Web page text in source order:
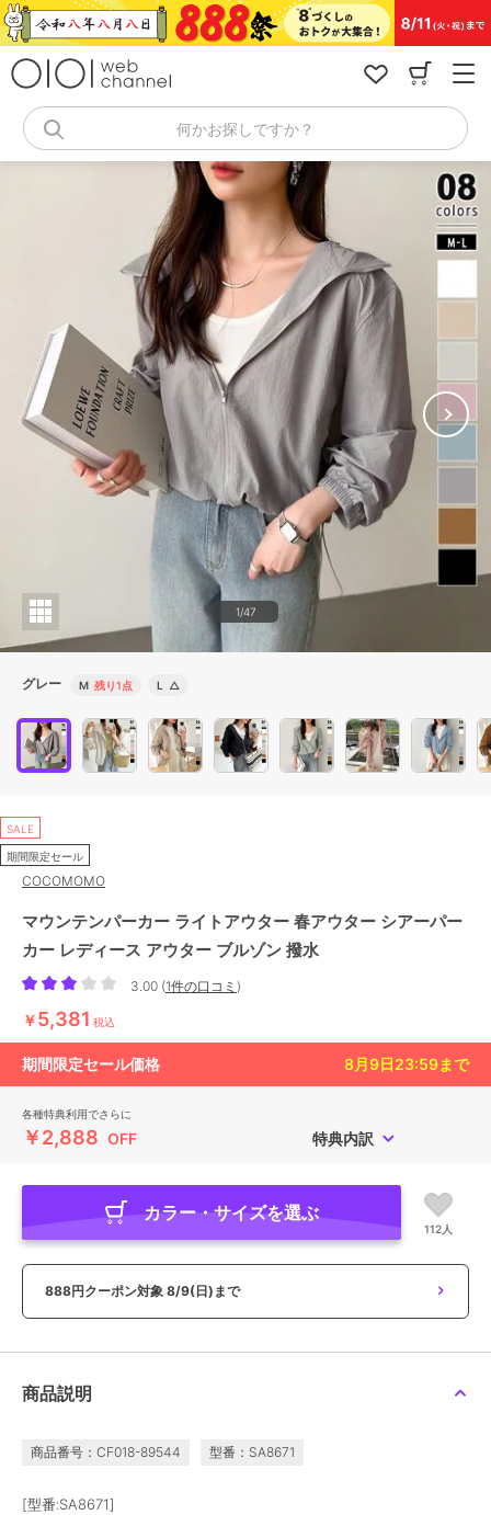
コ
ン
キ
何かお探しですか？
1/47
グレー M 残り1点 L △
SALE
期間限定セール
COCOMOMO
マウンテンパーカー ライトアウター 春アウター シアーパー
カー レディース アウター ブルゾン 撥水
3.00 (1件の口コミ )
￥5,381 税込
期間限定セール価格 8月9日23:59まで
各種特典利用でさらに
￥2,888 OFF 特典内訳
カラー・サイズを選ぶ
112人
888円クーポン対象 8/9(日)まで
商品説明
商品番号：CF018-89544 型番：SA8671
[型番:SA8671]